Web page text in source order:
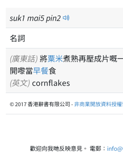
suk1 mai5pin2
名詞
(廣東話) 將粟米煮熟再壓成片嘅
開嚟當早餐食
(英文) cornflakes
© 2017 香港辭書有限公司 -非商業開放資料授
歡迎向我哋反映意見。 電郵：